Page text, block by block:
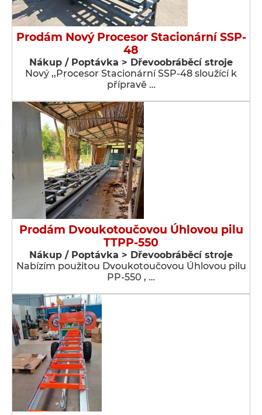
Prodám Nový Procesor Stacionární SSP-
48
Nákup / Poptávka > Dřevoobráběcí stroje
Nový ,,Procesor Stacionární SSP-48 sloužící k
přípravě …
Prodám Dvoukotoučovou Úhlovou pilu
TTPP-550
Nákup / Poptávka > Dřevoobráběcí stroje
Nabízím použitou Dvoukotoučovou Úhlovou pilu
PP-550 , …